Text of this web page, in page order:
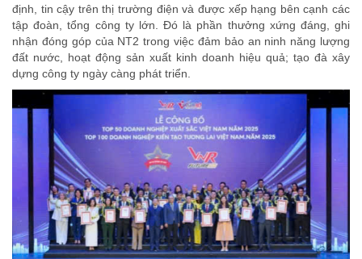
định, tin cậy trên thị trường điện và được xếp hạng bên cạnh các
tập đoàn, tổng công ty lớn. Đó là phần thưởng xứng đáng, ghi
nhận đóng góp của NT2 trong việc đảm bảo an ninh năng lượng
đất nước, hoạt động sản xuất kinh doanh hiệu quả; tạo đà xây
dựng công ty ngày càng phát triển.